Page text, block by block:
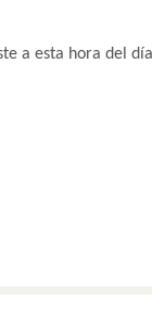
a esta hora del